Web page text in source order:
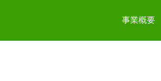
事業概要